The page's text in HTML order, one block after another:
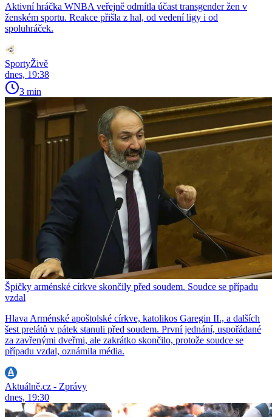
Aktivní hráčka WNBA veřejně odmítla účast transgender žen v
ženském sportu. Reakce přišla z hal, od vedení ligy i od
spoluhráček.
SportyŽivě
dnes, 19:38
3 min
Špičky arménské církve skončily před soudem. Soudce se případu
vzdal
Hlava Arménské apoštolské církve, katolikos Garegin II., a dalších
šest prelátů v pátek stanuli před soudem. První jednání, uspořádané
za zavřenými dveřmi, ale zakrátko skončilo, protože soudce se
případu vzdal, oznámila média.
Aktuálně.cz - Zprávy
dnes, 19:30